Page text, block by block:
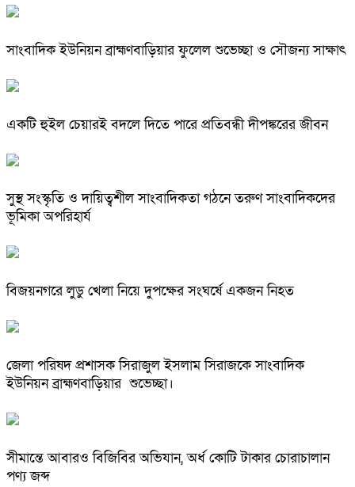
সাংবাদিক ইউনিয়ন ব্রাহ্মণবাড়িয়ার ফুলেল শুভেচ্ছা ও সৌজন্য সাক্ষাৎ
একটি হুইল চেয়ারই বদলে দিতে পারে প্রতিবন্ধী দীপঙ্করের জীবন
সুস্থ সংস্কৃতি ও দায়িত্বশীল সাংবাদিকতা গঠনে তরুণ সাংবাদিকদের
ভূমিকা অপরিহার্য
বিজয়নগরে লুডু খেলা নিয়ে দুপক্ষের সংঘর্ষে একজন নিহত
জেলা পরিষদ প্রশাসক সিরাজুল ইসলাম সিরাজকে সাংবাদিক
ইউনিয়ন ব্রাহ্মণবাড়িয়ার শুভেচ্ছা।
সীমান্তে আবারও বিজিবির অভিযান, অর্ধ কোটি টাকার চোরাচালান
পণ্য জব্দ